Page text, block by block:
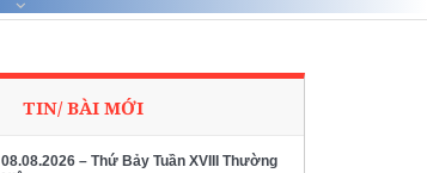
TIN/ BÀI MỚI
08.08.2026 – Thứ Bảy Tuần XVIII Thường